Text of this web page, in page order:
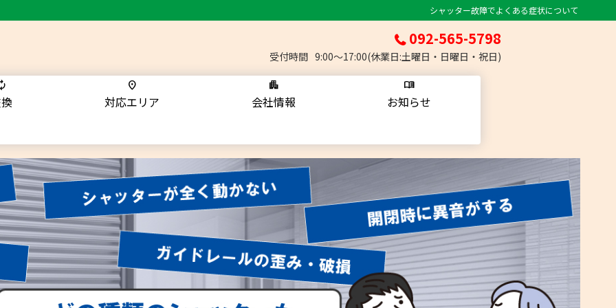
シャッター故障でよくある症状について
092-565-5798
受付時間 9:00～17:00(休業日:土曜日・日曜日・祝日)
対応エリア 会社情報 お知らせ